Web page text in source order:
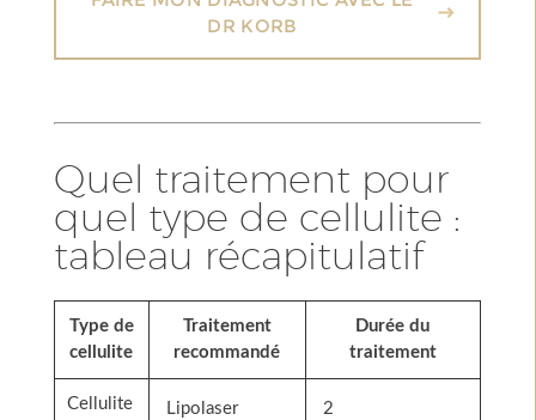
DR KORB
Quel traitement pour
quel type de cellulite :
tableau récapitulatif
Type de
cellulite
Traitement
recommandé
Durée du
traitement
Cellulite
Lipolaser
2